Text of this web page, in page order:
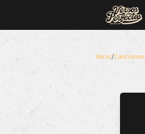
Inicio/Canciones